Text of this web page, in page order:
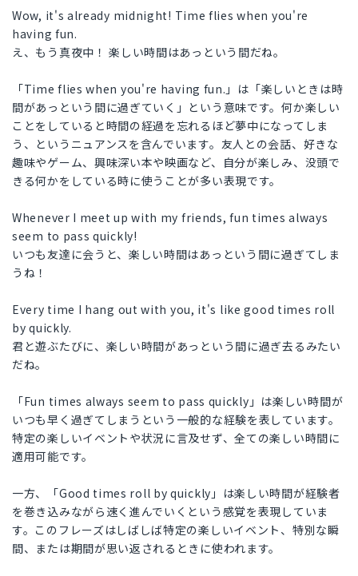
Wow, it's already midnight! Time flies when you're
having fun.
え、もう真夜中！ 楽しい時間はあっという間だね。
「Time flies when you're having fun.」は「楽しいときは時
間があっという間に過ぎていく」という意味です。何か楽しい
ことをしていると時間の経過を忘れるほど夢中になってしま
う、というニュアンスを含んでいます。友人との会話、好きな
趣味やゲーム、興味深い本や映画など、自分が楽しみ、没頭で
きる何かをしている時に使うことが多い表現です。
Whenever I meet up with my friends, fun times always
seem to pass quickly!
いつも友達に会うと、楽しい時間はあっという間に過ぎてしま
うね！
Every time I hang out with you, it's like good times roll
by quickly.
君と遊ぶたびに、楽しい時間があっという間に過ぎ去るみたい
だね。
「Fun times always seem to pass quickly」は楽しい時間が
いつも早く過ぎてしまうという一般的な経験を表しています。
特定の楽しいイベントや状況に言及せず、全ての楽しい時間に
適用可能です。
一方、「Good times roll by quickly」は楽しい時間が経験者
を巻き込みながら速く進んでいくという感覚を表現していま
す。このフレーズはしばしば特定の楽しいイベント、特別な瞬
間、または期間が思い返されるときに使われます。